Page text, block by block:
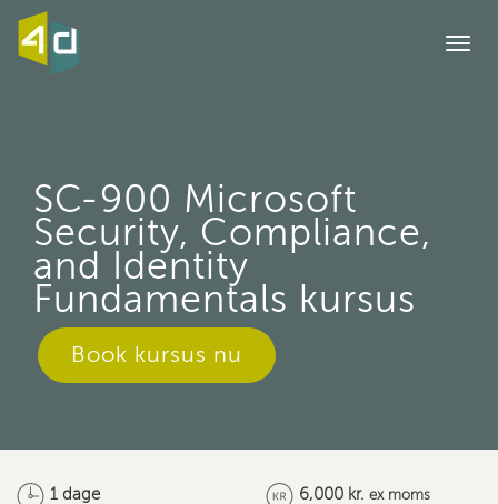
SC-900 Microsoft
Security, Compliance,
and Identity
Fundamentals kursus
Book kursus nu
1 dage 6,000 kr. ex moms